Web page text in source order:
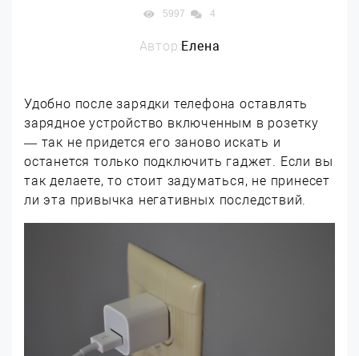
5997 4
Автор:Елена
Удобно после зарядки телефона оставлять
зарядное устройство включенным в розетку
— так не придется его заново искать и
останется только подключить гаджет. Если вы
так делаете, то стоит задуматься, не принесет
ли эта привычка негативных последствий.